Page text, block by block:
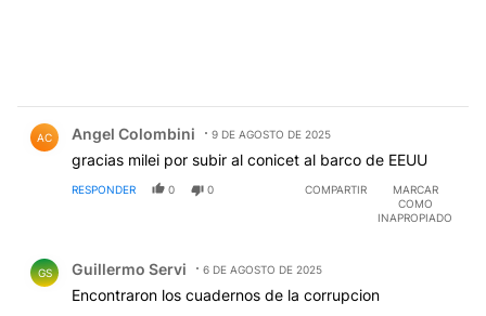
AC Angel Colombini 9 DE AGOSTO DE 2025
gracias milei por subir al conicet al barco de EEUU
RESPONDER 0 0 COMPARTIR
MARCAR
COMO
INAPROPIADO
GS Guillermo Servi 6 DE AGOSTO DE 2025
Encontraron los cuadernos de la corrupcion